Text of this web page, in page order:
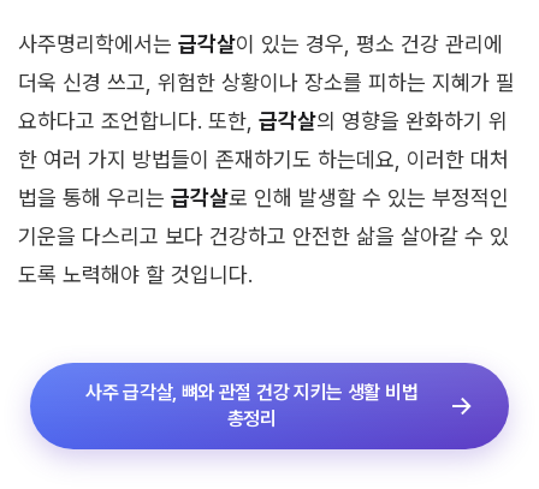
사주명리학에서는 급각살이 있는 경우, 평소 건강 관리에
더욱 신경 쓰고, 위험한 상황이나 장소를 피하는 지혜가 필
요하다고 조언합니다. 또한, 급각살의 영향을 완화하기 위
한 여러 가지 방법들이 존재하기도 하는데요, 이러한 대처
법을 통해 우리는 급각살로 인해 발생할 수 있는 부정적인
기운을 다스리고 보다 건강하고 안전한 삶을 살아갈 수 있
도록 노력해야 할 것입니다.
사주 급각살, 뼈와 관절 건강 지키는 생활 비법
총정리